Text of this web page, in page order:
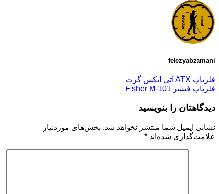
felezyabzamani
فلزیاب ATX آتی ایکس گرت
فلزیاب فیشر Fisher M-101
دیدگاهتان را بنویسید
نشانی ایمیل شما منتشر نخواهد شد. بخش‌های موردنیاز
علامت‌گذاری شده‌اند *